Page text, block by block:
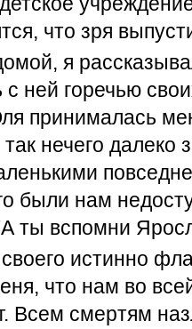
что зря
я
ней горечью
принималась
нечего далеко
были нам
ты вспомни
истинно
что нам во
Всем смертям